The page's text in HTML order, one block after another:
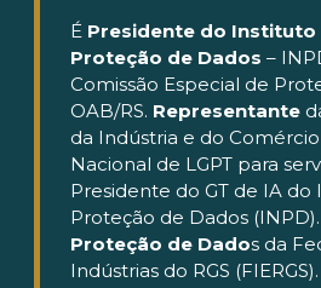
É Presidente do Instituto
Proteção de Dados –
Comissão Especial de
OAB/RS. Representante
da Indústria e do
Nacional de LGPT para
Presidente do GT de IA
Proteção de Dados (INPD).
Proteção de Dados da
Indústrias do RGS (FIERGS).